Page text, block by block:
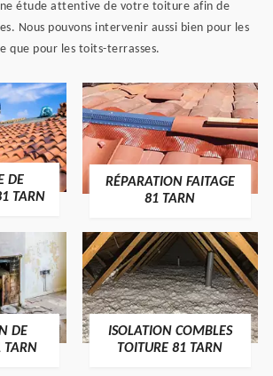
étude attentive de votre toiture afin de
Nous pouvons intervenir aussi bien pour les
que pour les toits-terrasses.
DE
TARN
RÉPARATION FAITAGE
81 TARN
DE
TARN
ISOLATION COMBLES
TOITURE 81 TARN